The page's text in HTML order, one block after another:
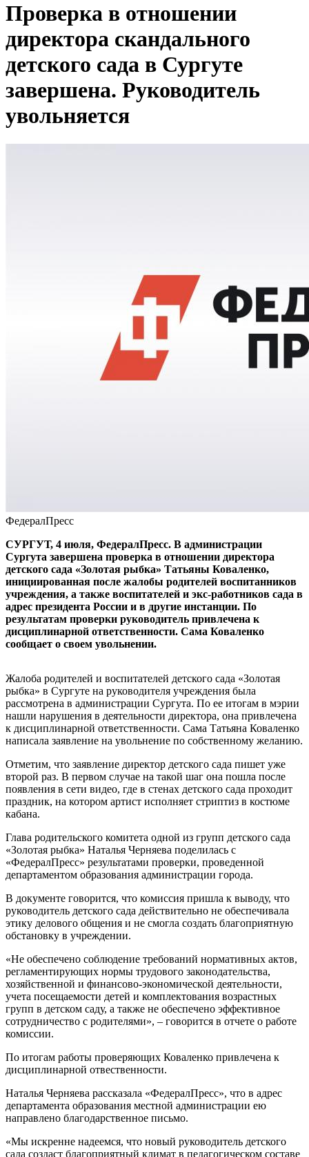
Проверка в отношении
директора скандального
детского сада в Сургуте
завершена. Руководитель
увольняется
ФедералПресс
СУРГУТ, 4 июля, ФедералПресс. В администрации
Сургута завершена проверка в отношении директора
детского сада «Золотая рыбка» Татьяны Коваленко,
инициированная после жалобы родителей воспитанников
учреждения, а также воспитателей и экс-работников сада в
адрес президента России и в другие инстанции. По
результатам проверки руководитель привлечена к
дисциплинарной ответственности. Сама Коваленко
сообщает о своем увольнении.
Жалоба родителей и воспитателей детского сада «Золотая
рыбка» в Сургуте на руководителя учреждения была
рассмотрена в администрации Сургута. По ее итогам в мэрии
нашли нарушения в деятельности директора, она привлечена
к дисциплинарной ответственности. Сама Татьяна Коваленко
написала заявление на увольнение по собственному желанию.
Отметим, что заявление директор детского сада пишет уже
второй раз. В первом случае на такой шаг она пошла после
появления в сети видео, где в стенах детского сада проходит
праздник, на котором артист исполняет стриптиз в костюме
кабана.
Глава родительского комитета одной из групп детского сада
«Золотая рыбка» Наталья Черняева поделилась с
«ФедералПресс» результатами проверки, проведенной
департаментом образования администрации города.
В документе говорится, что комиссия пришла к выводу, что
руководитель детского сада действительно не обеспечивала
этику делового общения и не смогла создать благоприятную
обстановку в учреждении.
«Не обеспечено соблюдение требований нормативных актов,
регламентирующих нормы трудового законодательства,
хозяйственной и финансово-экономической деятельности,
учета посещаемости детей и комплектования возрастных
групп в детском саду, а также не обеспечено эффективное
сотрудничество с родителями», – говорится в отчете о работе
комиссии.
По итогам работы проверяющих Коваленко привлечена к
дисциплинарной отвественности.
Наталья Черняева рассказала «ФедералПресс», что в адрес
департамента образования местной администрации ею
направлено благодарственное письмо.
«Мы искренне надеемся, что новый руководитель детского
сада создаст благоприятный климат в педагогическом составе